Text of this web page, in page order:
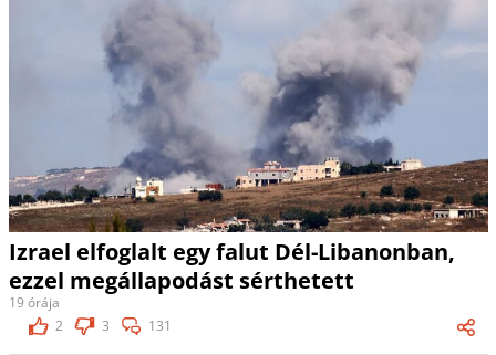
Izrael elfoglalt egy falut Dél-Libanonban,
ezzel megállapodást sérthetett
19 órája
2
3 131